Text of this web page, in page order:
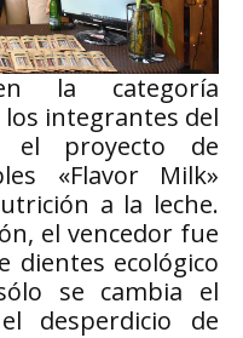
la categoría
integrantes del
el proyecto de
«Flavor Milk»
a la leche.
el vencedor fue
dientes ecológico
se cambia el
desperdicio de